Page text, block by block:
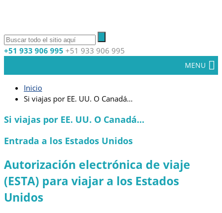
+51 933 906 995 +51 933 906 995
MENU
Inicio
Si viajas por EE. UU. O Canadá…
Si viajas por EE. UU. O Canadá…
Entrada a los Estados Unidos
Autorización electrónica de viaje
(ESTA) para viajar a los Estados
Unidos